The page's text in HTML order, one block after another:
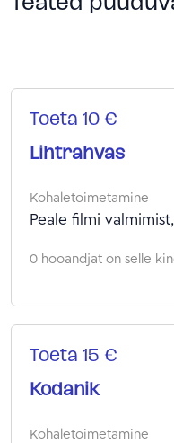
Toeta 10 €
Lihtrahvas
Kohaletoimetamine
Peale filmi
0 hooandjat on selle
Toeta 15 €
Kodanik
Kohaletoimetamine